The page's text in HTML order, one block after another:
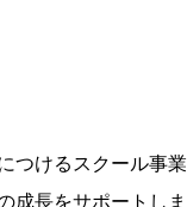
つけるスクール事業
成長をサポートしま